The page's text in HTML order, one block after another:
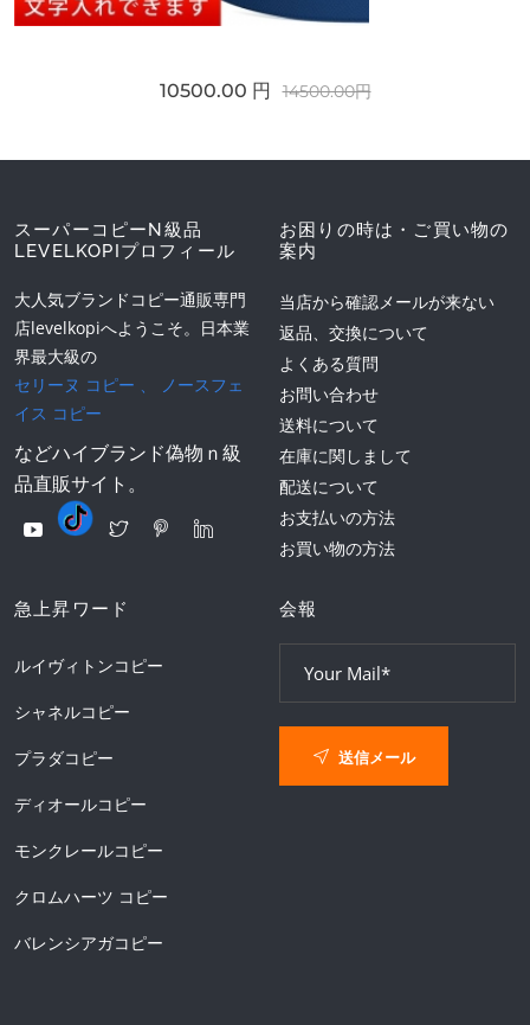
10500.00 円 14500.00円
スーパーコピーN級品
LEVELKOPIプロフィール
大人気ブランドコピー通販専門
店levelkopiへようこそ。日本業
界最大級の
セリーヌ コピー 、
ノースフェ
イス コピー
などハイブランド偽物ｎ級
品直販サイト。
お困りの時は・ご買い物の
案内
当店から確認メールが来ない
返品、交換について
よくある質問
お問い合わせ
送料について
在庫に関しまして
配送について
お支払いの方法
お買い物の方法
急上昇ワード
ルイヴィトンコピー
シャネルコピー
プラダコピー
ディオールコピー
モンクレールコピー
クロムハーツ コピー
バレンシアガコピー
会報
送信メール